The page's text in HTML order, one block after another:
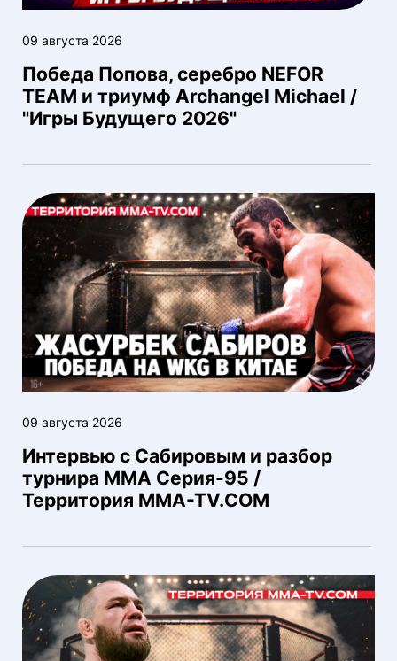
09 августа 2026
Победа Попова, серебро NEFOR
TEAM и триумф Archangel Michael /
"Игры Будущего 2026"
09 августа 2026
Интервью с Сабировым и разбор
турнира ММА Серия-95 /
Территория MMA-TV.COM